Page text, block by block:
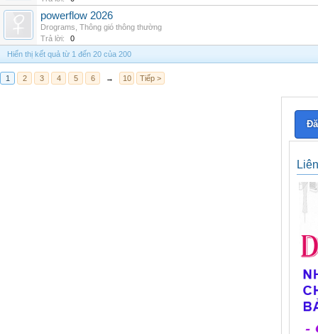
powerflow 2026
Drograms Thông gió thông thường
Trả lời:
0
Hiển thị kết quả từ 1 đến 20 của 200
1 2 3 4 5 6 → 10 Tiếp >